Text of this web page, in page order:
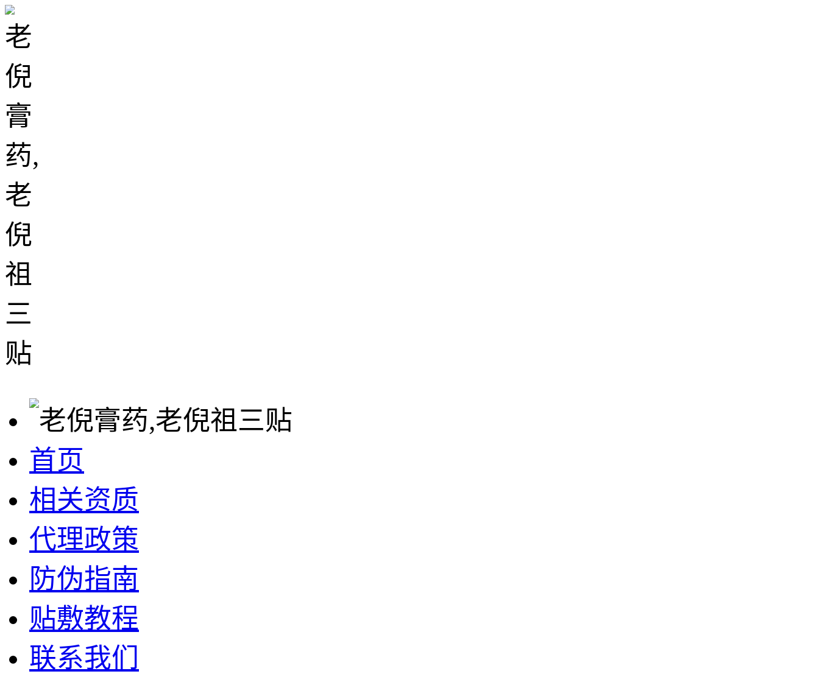
首页
相关资质
代理政策
防伪指南
贴敷教程
联系我们